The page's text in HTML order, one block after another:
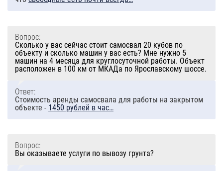
Вопрос:
Сколько у вас сейчас стоит самосвал 20 кубов по
объекту и сколько машин у вас есть? Мне нужно 5
машин на 4 месяца для круглосуточной работы. Объект
расположен в 100 км от МКАДа по Ярославскому шоссе.
Ответ:
Стоимость аренды самосвала для работы на закрытом
объекте - 1450 рублей в час…
Вопрос:
Вы оказываете услуги по вывозу грунта?